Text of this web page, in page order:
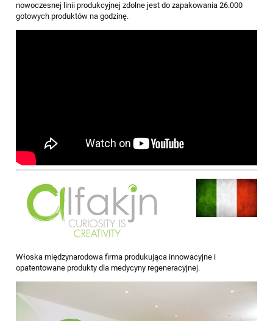
nowoczesnej linii produkcyjnej zdolne jest do zapakowania 26.000
gotowych produktów na godzinę.
Włoska międzynarodowa firma produkująca innowacyjne i
opatentowane produkty dla medycyny regeneracyjnej.